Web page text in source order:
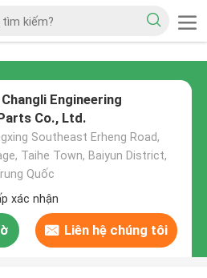
Engineering
Co., Ltd.
Southeast Erheng Road,
Taihe Town, Baiyun District,
Quốc
xác nhận
Liên hệ chúng tôi